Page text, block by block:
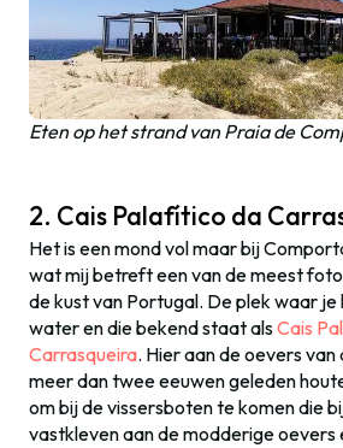
Eten op het strand van Praia de
2. Cais Palafítico da
Het is een mond vol maar bij
wat mij betreft een van de meest
de kust van Portugal. De plek waar
water en die bekend staat alsCais
Carrasqueira. Hier aan de oevers
meer dan twee eeuwen geleden
om bij de vissersboten te komen die
vastkleven aan de modderige oevers